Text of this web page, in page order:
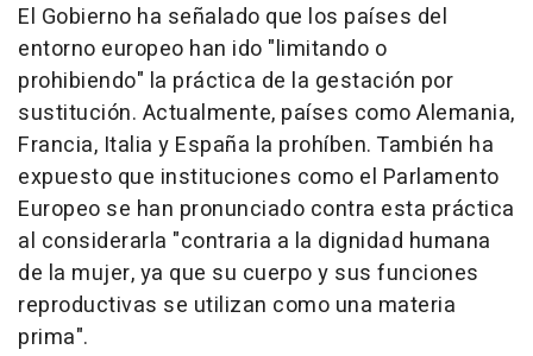
El Gobierno ha señalado que los países del
entorno europeo han ido "limitando o
prohibiendo" la práctica de la gestación por
sustitución. Actualmente, países como Alemania,
Francia, Italia y España la prohíben. También ha
expuesto que instituciones como el Parlamento
Europeo se han pronunciado contra esta práctica
al considerarla "contraria a la dignidad humana
de la mujer, ya que su cuerpo y sus funciones
reproductivas se utilizan como una materia
prima".